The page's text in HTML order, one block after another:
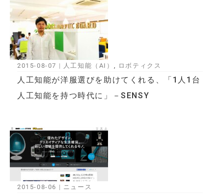
人工知能が洋服選びを助けてくれる、「1人1台
人工知能を持つ時代に」－SENSY
2015-08-07 | 人工知能（AI） , ロボティクス
2015-08-06 | ニュース